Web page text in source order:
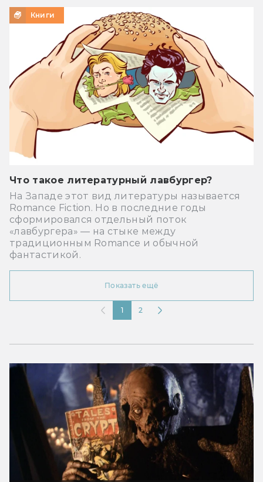
Книги
Что такое литературный лавбургер?
На Западе этот вид литературы называется
Romance Fiction. Но в последние годы
сформировался отдельный поток
«лавбургера» — на стыке между
традиционным Romance и обычной
фантастикой.
Показать ещё
1 2